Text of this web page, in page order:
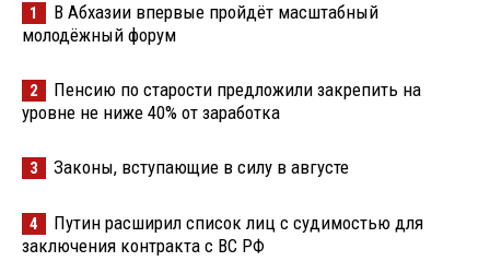
1
В Абхазии впервые пройдёт масштабный
молодёжный форум
2
Пенсию по старости предложили закрепить на
уровне не ниже 40% от заработка
3 Законы, вступающие в силу в августе
4
Путин расширил список лиц с судимостью для
заключения контракта с ВС РФ